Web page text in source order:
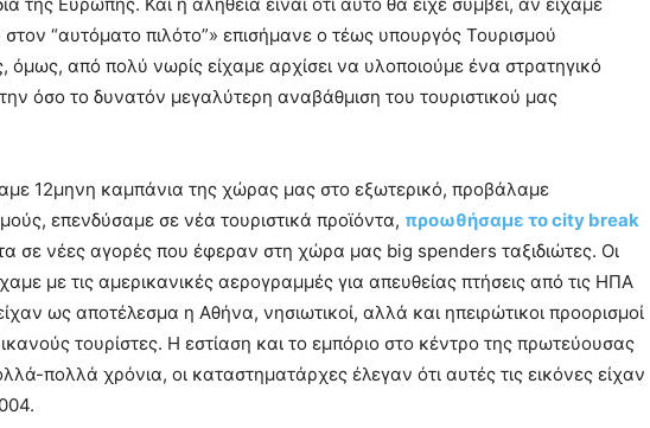
“αυτόματο πιλότο”» επισήμανε ο τέως υπουργός Τουρισμού
όμως, από πολύ νωρίς είχαμε αρχίσει να υλοποιούμε ένα στρατηγικό
όσο το δυνατόν μεγαλύτερη αναβάθμιση του τουριστικού μας
12μηνη καμπάνια της χώρας μας στο εξωτερικό, προβάλαμε
επενδύσαμε σε νέα τουριστικά προϊόντα, προωθήσαμε το city break
σε νέες αγορές που έφεραν στη χώρα μας big spenders ταξιδιώτες. Οι
με τις αμερικανικές αερογραμμές για απευθείας πτήσεις από τις ΗΠΑ
ως αποτέλεσμα η Αθήνα, νησιωτικοί, αλλά και ηπειρώτικοι προορισμοί
τουρίστες. Η εστίαση και το εμπόριο στο κέντρο της πρωτεύουσας
πολλά χρόνια, οι καταστηματάρχες έλεγαν ότι αυτές τις εικόνες είχαν